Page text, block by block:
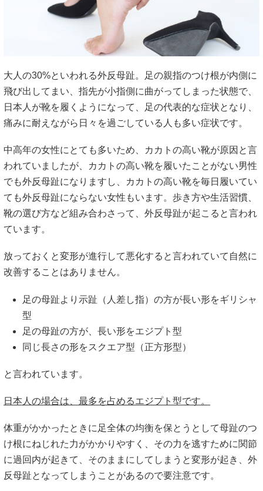
大人の30%といわれる外反母趾。足の親指のつけ根が内側に
飛び出してまい、指先が小指側に曲がってしまった状態で、
日本人が靴を履くようになって、足の代表的な症状となり、
痛みに耐えながら日々を過ごしている人も多い症状です。
中高年の女性にとても多いため、カカトの高い靴が原因と言
われていましたが、カカトの高い靴を履いたことがない男性
でも外反母趾になりますし、カカトの高い靴を毎日履いてい
ても外反母趾にならない女性もいます。歩き方や生活習慣、
靴の選び方など組み合わさって、外反母趾が起こると言われ
ています。
放っておくと変形が進行して悪化すると言われていて自然に
改善することはありません。
足の母趾より示趾（人差し指）の方が長い形をギリシャ
型
足の母趾の方が、長い形をエジプト型
同じ長さの形をスクエア型（正方形型）
と言われています。
日本人の場合は、最多を占めるエジプト型です。
体重がかかったときに足全体の均衡を保とうとして母趾のつ
け根にねじれた力がかかりやすく、その力を逃すために関節
に過回内が起きて、そのままにしてしまうと変形が起き、外
反母趾となってしまうことがあるので要注意です。